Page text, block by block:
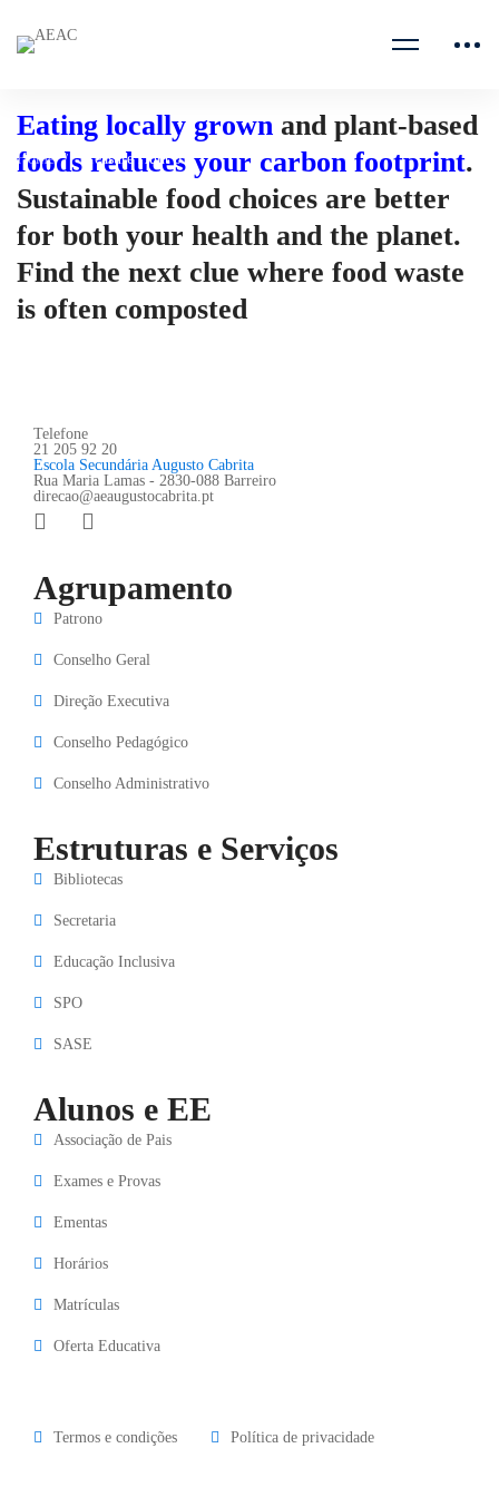
Home Treasure Hunt 05
Eating locally grown and plant-based
foods reduces your carbon footprint.
Sustainable food choices are better
for both your health and the planet.
Find the next clue where food waste
is often composted
Telefone
21 205 92 20
Escola Secundária Augusto Cabrita
Rua Maria Lamas - 2830-088 Barreiro
direcao@aeaugustocabrita.pt
Agrupamento
Patrono
Conselho Geral
Direção Executiva
Conselho Pedagógico
Conselho Administrativo
Estruturas e Serviços
Bibliotecas
Secretaria
Educação Inclusiva
SPO
SASE
Alunos e EE
Associação de Pais
Exames e Provas
Ementas
Horários
Matrículas
Oferta Educativa
Termos e condições Política de privacidade